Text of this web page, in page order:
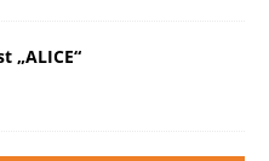
„ALICE“